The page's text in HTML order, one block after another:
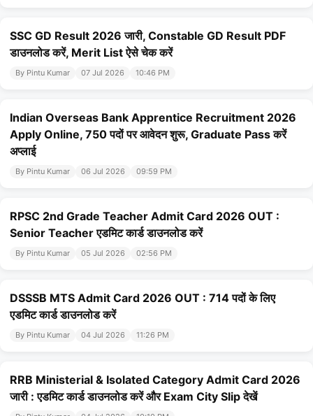
SSC GD Result 2026 जारी, Constable GD Result PDF
डाउनलोड करें, Merit List ऐसे चेक करें
By Pintu Kumar 07 Jul 2026 10:46 PM
Indian Overseas Bank Apprentice Recruitment 2026
Apply Online, 750 पदों पर आवेदन शुरू, Graduate Pass करें
अप्लाई
By Pintu Kumar 06 Jul 2026 09:59 PM
RPSC 2nd Grade Teacher Admit Card 2026 OUT :
Senior Teacher एडमिट कार्ड डाउनलोड करें
By Pintu Kumar 05 Jul 2026 02:56 PM
DSSSB MTS Admit Card 2026 OUT : 714 पदों के लिए
एडमिट कार्ड डाउनलोड करें
By Pintu Kumar 04 Jul 2026 11:26 PM
RRB Ministerial & Isolated Category Admit Card 2026
जारी : एडमिट कार्ड डाउनलोड करें और Exam City Slip देखें